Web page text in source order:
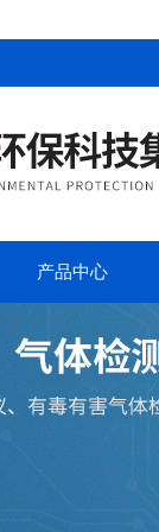
产品中心